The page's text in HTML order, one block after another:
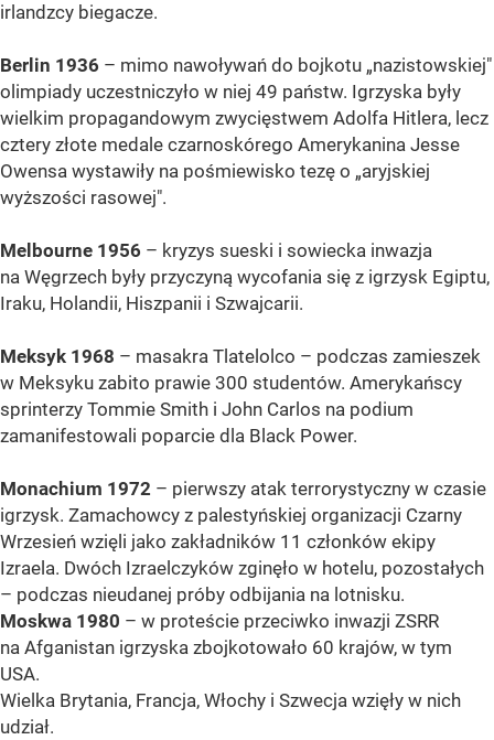
irlandzcy biegacze.
Berlin 1936 – mimo nawoływań do bojkotu „nazistowskiej"
olimpiady uczestniczyło w niej 49 państw. Igrzyska były
wielkim propagandowym zwycięstwem Adolfa Hitlera, lecz
cztery złote medale czarnoskórego Amerykanina Jesse
Owensa wystawiły na pośmiewisko tezę o „aryjskiej
wyższości rasowej".
Melbourne 1956 – kryzys sueski i sowiecka inwazja
na Węgrzech były przyczyną wycofania się z igrzysk Egiptu,
Iraku, Holandii, Hiszpanii i Szwajcarii.
Meksyk 1968 – masakra Tlatelolco – podczas zamieszek
w Meksyku zabito prawie 300 studentów. Amerykańscy
sprinterzy Tommie Smith i John Carlos na podium
zamanifestowali poparcie dla Black Power.
Monachium 1972 – pierwszy atak terrorystyczny w czasie
igrzysk. Zamachowcy z palestyńskiej organizacji Czarny
Wrzesień wzięli jako zakładników 11 członków ekipy
Izraela. Dwóch Izraelczyków zginęło w hotelu, pozostałych
– podczas nieudanej próby odbijania na lotnisku.
Moskwa 1980 – w proteście przeciwko inwazji ZSRR
na Afganistan igrzyska zbojkotowało 60 krajów, w tym
USA.
Wielka Brytania, Francja, Włochy i Szwecja wzięły w nich
udział.